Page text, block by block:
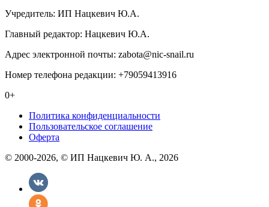
Учредитель: ИП Нацкевич Ю.А.
Главный редактор: Нацкевич Ю.А.
Адрес электронной почты: zabota@nic-snail.ru
Номер телефона редакции: +79059413916
0+
Политика конфиденциальности
Пользовательское соглашение
Оферта
© 2000-2026, © ИП Нацкевич Ю. А., 2026